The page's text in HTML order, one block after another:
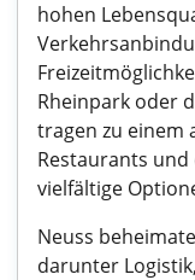
hohen
Rheinpark oder
tragen zu einem
Restaurants
vielfältige
Neuss
darunter